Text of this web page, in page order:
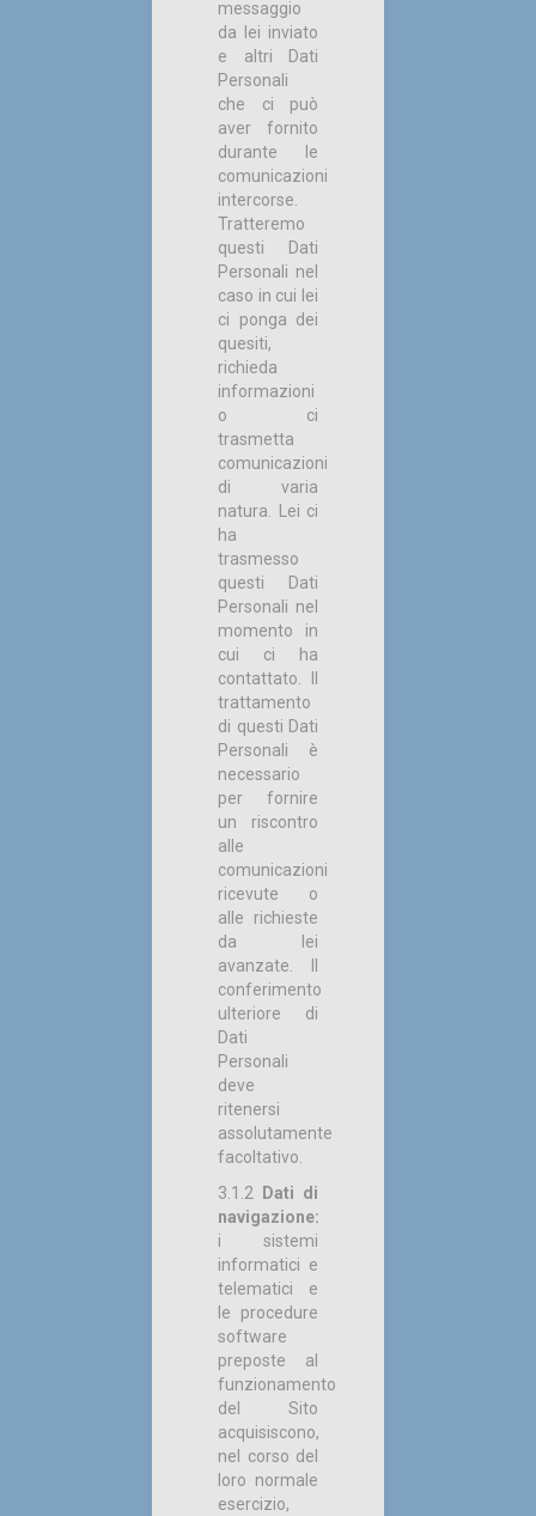
messaggio
da lei inviato
e altri Dati
Personali
che ci può
aver fornito
durante le
comunicazioni
intercorse.
Tratteremo
questi Dati
Personali nel
caso in cui lei
ci ponga dei
quesiti,
richieda
informazioni
o ci
trasmetta
comunicazioni
di varia
natura. Lei ci
ha
trasmesso
questi Dati
Personali nel
momento in
cui ci ha
contattato. Il
trattamento
di questi Dati
Personali è
necessario
per fornire
un riscontro
alle
comunicazioni
ricevute o
alle richieste
da lei
avanzate. Il
conferimento
ulteriore di
Dati
Personali
deve
ritenersi
assolutamente
facoltativo.
3.1.2
Dati di
navigazione:
i sistemi
informatici e
telematici e
le procedure
software
preposte al
funzionamento
del Sito
acquisiscono,
nel corso del
loro normale
esercizio,